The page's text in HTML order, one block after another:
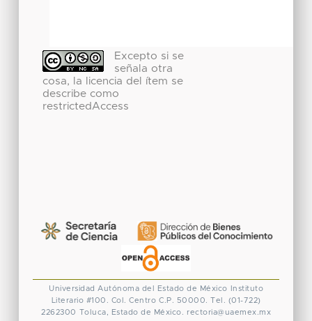
Excepto si se
señala otra
cosa, la licencia del ítem se
describe como
restrictedAccess
Universidad Autónoma del Estado de México
Instituto
Literario #100. Col. Centro C.P. 50000. Tel. (01-722)
2262300 Toluca, Estado de México. rectoria@uaemex.mx